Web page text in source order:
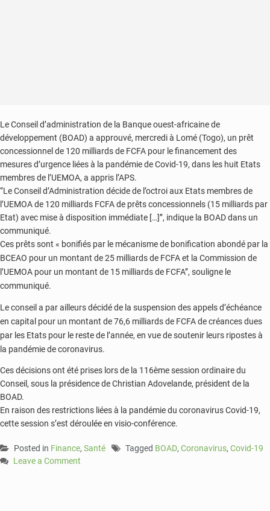
Le Conseil d’administration de la Banque ouest-africaine de
développement (BOAD) a approuvé, mercredi à Lomé (Togo), un prêt
concessionnel de 120 milliards de FCFA pour le financement des
mesures d’urgence liées à la pandémie de Covid-19, dans les huit Etats
membres de l’UEMOA, a appris l’APS.
‘’Le Conseil d’Administration décide de l’octroi aux Etats membres de
l’UEMOA de 120 milliards FCFA de prêts concessionnels (15 milliards par
Etat) avec mise à disposition immédiate […]’’, indique la BOAD dans un
communiqué.
Ces prêts sont « bonifiés par le mécanisme de bonification abondé par la
BCEAO pour un montant de 25 milliards de FCFA et la Commission de
l’UEMOA pour un montant de 15 milliards de FCFA’’, souligne le
communiqué.
Le conseil a par ailleurs décidé de la suspension des appels d’échéance
en capital pour un montant de 76,6 milliards de FCFA de créances dues
par les Etats pour le reste de l’année, en vue de soutenir leurs ripostes à
la pandémie de coronavirus.
Ces décisions ont été prises lors de la 116ème session ordinaire du
Conseil, sous la présidence de Christian Adovelande, président de la
BOAD.
En raison des restrictions liées à la pandémie du coronavirus Covid-19,
cette session s’est déroulée en visio-conférence.
Posted in Finance, Santé Tagged BOAD, Coronavirus, Covid-19
Leave a Comment